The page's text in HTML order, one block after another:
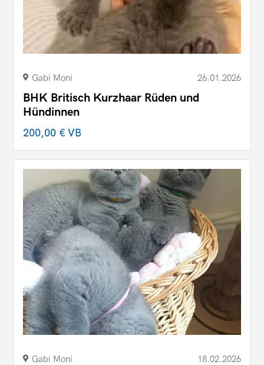
Gabi Moni 26.01.2026
BHK Britisch Kurzhaar Rüden und
Hündinnen
200,00 €VB
Gabi Moni 18.02.2026